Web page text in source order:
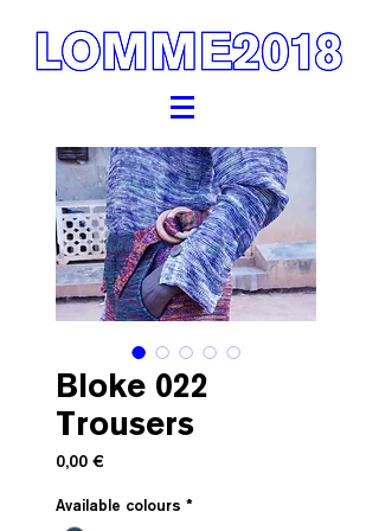
Bloke 022
Trousers
0,00 €Prezzo
Available colours *